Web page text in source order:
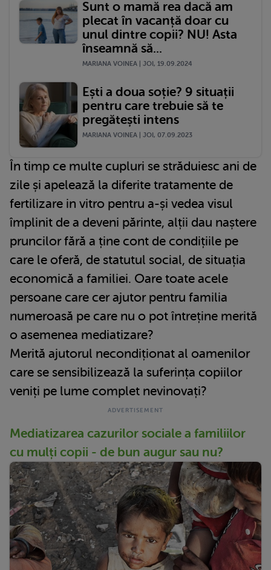
Sunt o mamă rea dacă am
plecat în vacanță doar cu
unul dintre copii? NU! Asta
înseamnă să...
MARIANA VOINEA | JOI, 19.09.2024
Ești a doua soție? 9 situații
pentru care trebuie să te
pregătești intens
MARIANA VOINEA | JOI, 07.09.2023
În timp ce multe cupluri se străduiesc ani de
zile și apelează la diferite tratamente de
fertilizare in vitro pentru a-și vedea visul
împlinit de a deveni părinte, alții dau naștere
pruncilor fără a ține cont de condițiile pe
care le oferă, de statutul social, de situația
economică a familiei. Oare toate acele
persoane care cer ajutor pentru familia
numeroasă pe care nu o pot întreține merită
o asemenea mediatizare?
Merită ajutorul necondiționat al oamenilor
care se sensibilizează la suferința copiilor
veniți pe lume complet nevinovați?
Mediatizarea cazurilor sociale a familiilor
cu mulți copii - de bun augur sau nu?